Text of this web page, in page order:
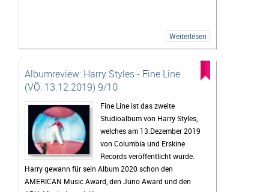
Weiterlesen
Albumreview: Harry Styles - Fine Line
(VÖ: 13.12.2019) 9/10
Fine Line ist das zweite
Studioalbum von Harry Styles,
welches am 13.Dezember 2019
von Columbia und Erskine
Records veröffentlicht wurde.
Harry gewann für sein Album 2020 schon den
AMERICAN Music Award, den Juno Award und den